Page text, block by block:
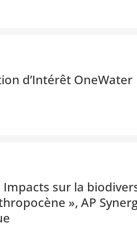
d’Intérêt OneWater
Impacts sur la
», AP